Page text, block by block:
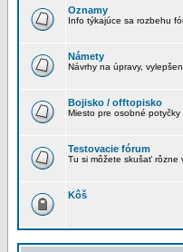
Oznamy
Info týkajúce sa rozbehu
Námety
Návrhy na úpravy,
Bojisko / offtopisko
Miesto pre osobné potyčky
Testovacie fórum
Tu si môžete skušať rôzne
Kôš